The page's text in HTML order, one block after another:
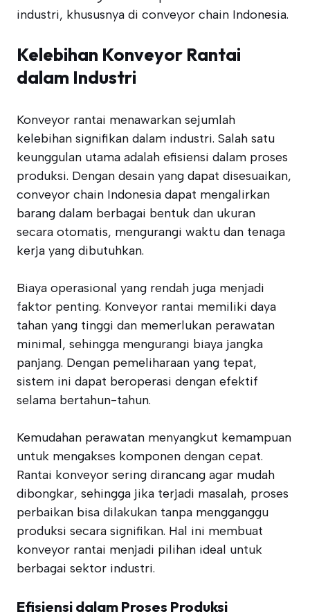
industri, khususnya di conveyor chain Indonesia.
Kelebihan Konveyor Rantai
dalam Industri
Konveyor rantai menawarkan sejumlah
kelebihan signifikan dalam industri. Salah satu
keunggulan utama adalah efisiensi dalam proses
produksi. Dengan desain yang dapat disesuaikan,
conveyor chain Indonesia dapat mengalirkan
barang dalam berbagai bentuk dan ukuran
secara otomatis, mengurangi waktu dan tenaga
kerja yang dibutuhkan.
Biaya operasional yang rendah juga menjadi
faktor penting. Konveyor rantai memiliki daya
tahan yang tinggi dan memerlukan perawatan
minimal, sehingga mengurangi biaya jangka
panjang. Dengan pemeliharaan yang tepat,
sistem ini dapat beroperasi dengan efektif
selama bertahun-tahun.
Kemudahan perawatan menyangkut kemampuan
untuk mengakses komponen dengan cepat.
Rantai konveyor sering dirancang agar mudah
dibongkar, sehingga jika terjadi masalah, proses
perbaikan bisa dilakukan tanpa mengganggu
produksi secara signifikan. Hal ini membuat
konveyor rantai menjadi pilihan ideal untuk
berbagai sektor industri.
Efisiensi dalam Proses Produksi